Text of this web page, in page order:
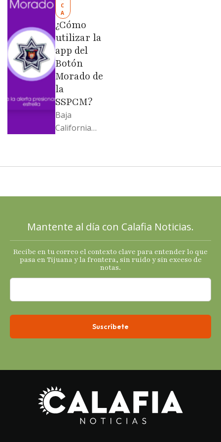
Evangelina
Moreno no
soportó; Los
…
C
A
¿Cómo
utilizar la
app del
Botón
Morado de
la
SSPCM?
Baja
California
2025 con
termómetro
s
económicos.
Mantente al día con Calafia Noticias.
Recibe en tu correo el contexto clave para entender lo que
pasa en Tijuana y la frontera, sin ruido y sin exceso de
notas.